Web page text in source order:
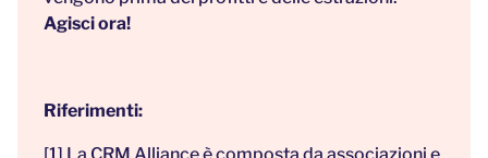
Agisci ora!
Riferimenti: